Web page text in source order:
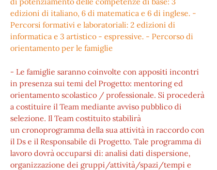
edizioni di italiano, 6 di matematica e 6 di inglese. -
Percorsi formativi e laboratoriali: 2 edizioni di
informatica e 3 artistico - espressive. - Percorso di
orientamento per le famiglie
- Le famiglie saranno coinvolte con appositi incontri
in presenza sui temi del Progetto: mentoring ed
orientamento scolastico / professionale. Si procederà
a costituire il Team mediante avviso pubblico di
selezione. Il Team costituito stabilirà
un cronoprogramma della sua attività in raccordo con
il Ds e il Responsabile di Progetto. Tale programma di
lavoro dovrà occuparsi di: analisi dati dispersione,
organizzazione dei gruppi/attività/spazi/tempi e